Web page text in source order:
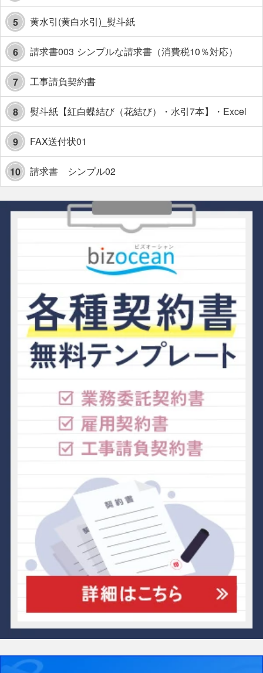
5 黄水引(黄白水引)_熨斗紙
6 請求書003 シンプルな請求書（消費税10％対応）
7 工事請負契約書
8 熨斗紙【紅白蝶結び（花結び）・水引7本】・Excel
9 FAX送付状01
10 請求書 シンプル02